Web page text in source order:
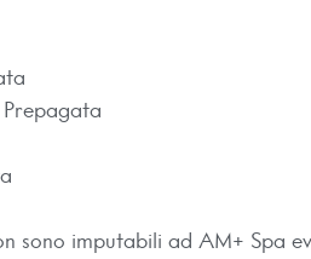
sono imputabili ad AM+ Spa